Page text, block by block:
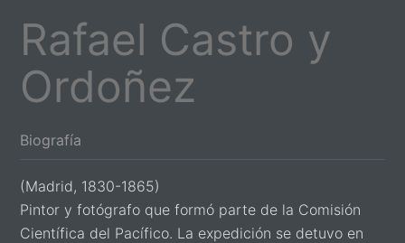
Rafael Castro y
Ordoñez
Biografía
(Madrid, 1830-1865)
Pintor y fotógrafo que formó parte de la Comisión
Científica del Pacífico. La expedición se detuvo en